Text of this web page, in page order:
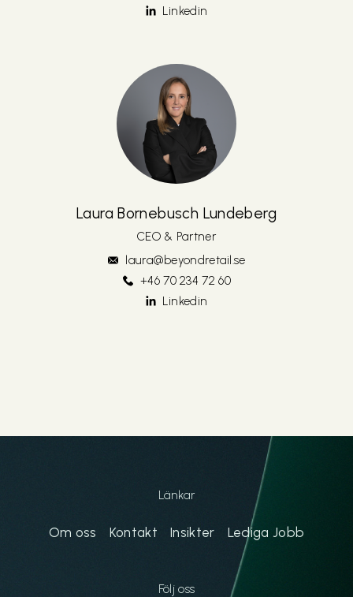
Linkedin
Laura Bornebusch Lundeberg
CEO & Partner
laura@beyondretail.se
+46 70 234 72 60
Linkedin
Länkar
Om oss Kontakt Insikter Lediga Jobb
Följ oss